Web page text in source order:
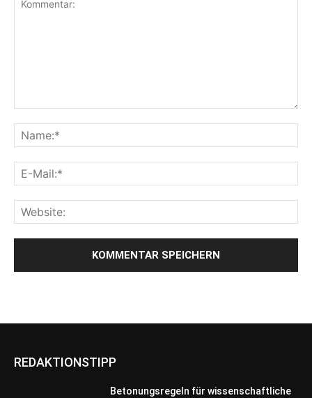
REDAKTIONSTIPP
Betonungsregeln für wissenschaftliche